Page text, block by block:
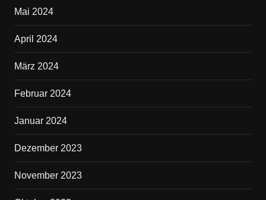
Mai 2024
April 2024
März 2024
Februar 2024
Januar 2024
Dezember 2023
November 2023